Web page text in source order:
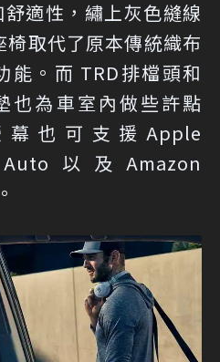
適性，繡上灰色縫線
取代了原本傳統織布
能。而 TRD排檔頭和
也為車室內做些許點
也可支援Apple
Auto以及Amazon